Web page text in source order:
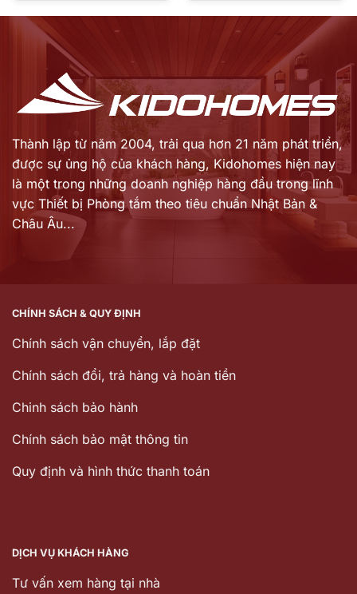
Thành lập từ năm 2004, trải qua hơn 21 năm phát triển,
được sự ủng hộ của khách hàng, Kidohomes hiện nay
là một trong những doanh nghiệp hàng đầu trong lĩnh
vực Thiết bị Phòng tắm theo tiêu chuẩn Nhật Bản &
Châu Âu...
CHÍNH SÁCH & QUY ĐỊNH
Chính sách vận chuyển, lắp đặt
Chính sách đổi, trả hàng và hoàn tiền
Chinh sách bảo hành
Chính sách bảo mật thông tin
Quy định và hình thức thanh toán
DỊCH VỤ KHÁCH HÀNG
Tư vấn xem hàng tại nhà